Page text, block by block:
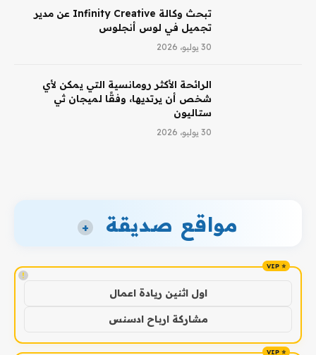
تبحث وكالة Infinity Creative عن مدير
تجميل في لوس أنجلوس
30 يوليو، 2026
الرائحة الأكثر رومانسية التي يمكن لأي
شخص أن يرتديها، وفقًا لميجان ثي
ستاليون
30 يوليو، 2026
مواقع صديقة +
!
اول اثنين ريادة اعمال
مشاركة ارباح ادسنس